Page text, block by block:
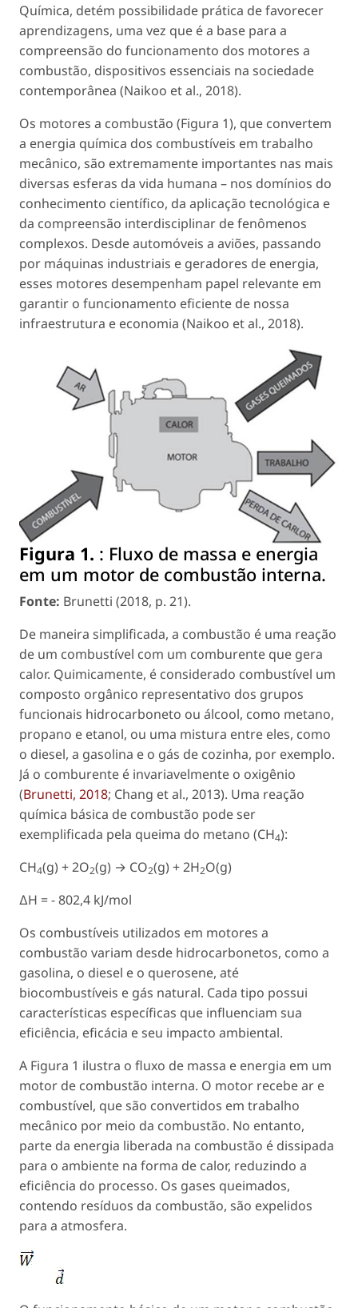
Química, detém possibilidade prática de favorecer
aprendizagens, uma vez que é a base para a
compreensão do funcionamento dos motores a
combustão, dispositivos essenciais na sociedade
contemporânea (Naikoo et al., 2018).
Os motores a combustão (Figura 1), que convertem
a energia química dos combustíveis em trabalho
mecânico, são extremamente importantes nas mais
diversas esferas da vida humana – nos domínios do
conhecimento científico, da aplicação tecnológica e
da compreensão interdisciplinar de fenômenos
complexos. Desde automóveis a aviões, passando
por máquinas industriais e geradores de energia,
esses motores desempenham papel relevante em
garantir o funcionamento eficiente de nossa
infraestrutura e economia (Naikoo et al., 2018).
Figura 1. : Fluxo de massa e energia
em um motor de combustão interna.
Fonte: Brunetti (2018, p. 21).
De maneira simplificada, a combustão é uma reação
de um combustível com um comburente que gera
calor. Quimicamente, é considerado combustível um
composto orgânico representativo dos grupos
funcionais hidrocarboneto ou álcool, como metano,
propano e etanol, ou uma mistura entre eles, como
o diesel, a gasolina e o gás de cozinha, por exemplo.
Já o comburente é invariavelmente o oxigênio
(Brunetti, 2018; Chang et al., 2013). Uma reação
química básica de combustão pode ser
exemplificada pela queima do metano (CH4):
CH4(g) + 2O2(g) → CO2(g) + 2H2O(g)
∆H = - 802,4 kJ/mol
Os combustíveis utilizados em motores a
combustão variam desde hidrocarbonetos, como a
gasolina, o diesel e o querosene, até
biocombustíveis e gás natural. Cada tipo possui
características específicas que influenciam sua
eficiência, eficácia e seu impacto ambiental.
A Figura 1 ilustra o fluxo de massa e energia em um
motor de combustão interna. O motor recebe ar e
combustível, que são convertidos em trabalho
mecânico por meio da combustão. No entanto,
parte da energia liberada na combustão é dissipada
para o ambiente na forma de calor, reduzindo a
eficiência do processo. Os gases queimados,
contendo resíduos da combustão, são expelidos
para a atmosfera.